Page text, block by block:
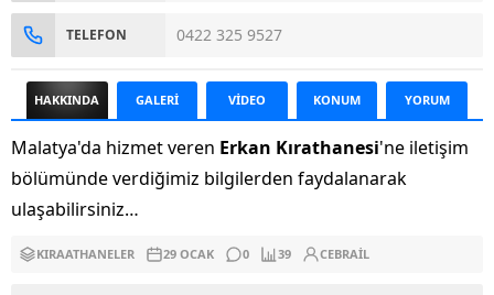
TELEFON 0422 325 9527
HAKKINDA GALERİ VİDEO KONUM YORUM
Malatya'da hizmet veren Erkan Kırathanesi'ne iletişim
bölümünde verdiğimiz bilgilerden faydalanarak
ulaşabilirsiniz…
KIRAATHANELER 29 OCAK 0 39 CEBRAIL